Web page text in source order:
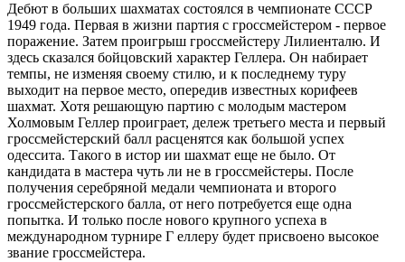
Дебют в больших шахматах состоялся в чемпионате СССР
1949 года. Первая в жизни партия с гроссмейстером - первое
поражение. Затем проигрыш гроссмейстеру Лилиенталю. И
здесь сказался бойцовский характер Геллера. Он набирает
темпы, не изменяя своему стилю, и к последнему туру
выходит на первое место, опередив известных корифеев
шахмат. Хотя решающую партию с молодым мастером
Холмовым Геллер проиграет, дележ третьего места и первый
гроссмейстерский балл расценятся как большой успех
одессита. Такого в истор ии шахмат еще не было. От
кандидата в мастера чуть ли не в гроссмейстеры. После
получения серебряной медали чемпионата и второго
гроссмейстерского балла, от него потребуется еще одна
попытка. И только после нового крупного успеха в
международном турнире Г еллеру будет присвоено высокое
звание гроссмейстера.